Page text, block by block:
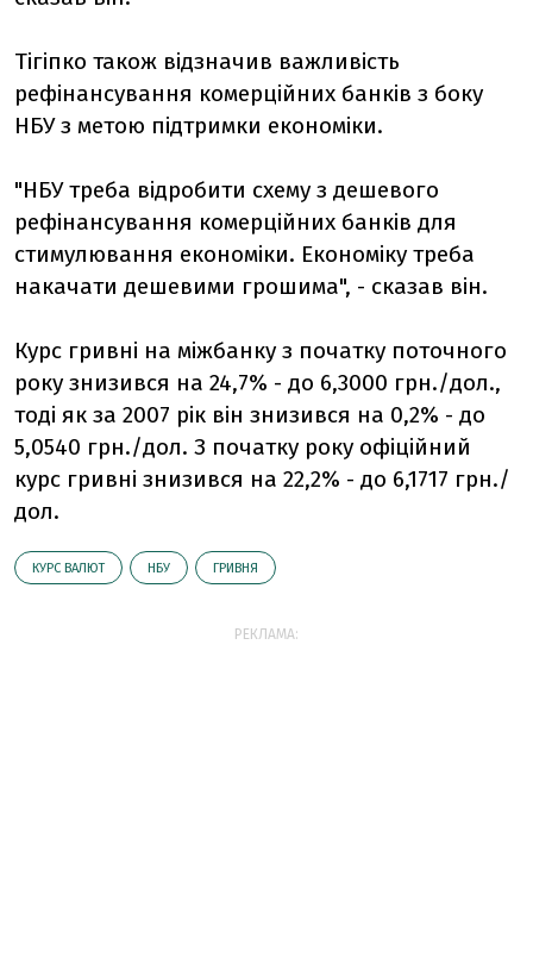
Тігіпко також відзначив важливість
рефінансування комерційних банків з боку
НБУ з метою підтримки економіки.
"НБУ треба відробити схему з дешевого
рефінансування комерційних банків для
стимулювання економіки. Економіку треба
накачати дешевими грошима", - сказав він.
Курс гривні на міжбанку з початку поточного
року знизився на 24,7% - до 6,3000 грн./дол.,
тоді як за 2007 рік він знизився на 0,2% - до
5,0540 грн./дол. З початку року офіційний
курс гривні знизився на 22,2% - до 6,1717 грн./
дол.
КУРС ВАЛЮТ НБУ ГРИВНЯ
РЕКЛАМА: